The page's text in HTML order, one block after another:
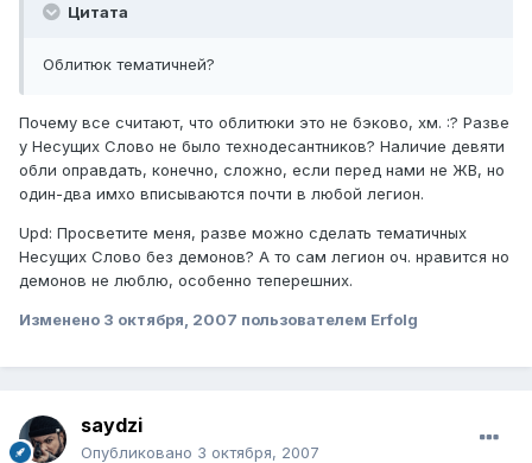
Цитата
Облитюк тематичней?
Почему все считают, что облитюки это не бэково, хм. :? Разве
у Несущих Слово не было технодесантников? Наличие девяти
обли оправдать, конечно, сложно, если перед нами не ЖВ, но
один-два имхо вписываются почти в любой легион.
Upd: Просветите меня, разве можно сделать тематичных
Несущих Слово без демонов? А то сам легион оч. нравится но
демонов не люблю, особенно теперешних.
Изменено 3 октября, 2007 пользователем Erfolg
saydzi
Опубликовано 3 октября, 2007